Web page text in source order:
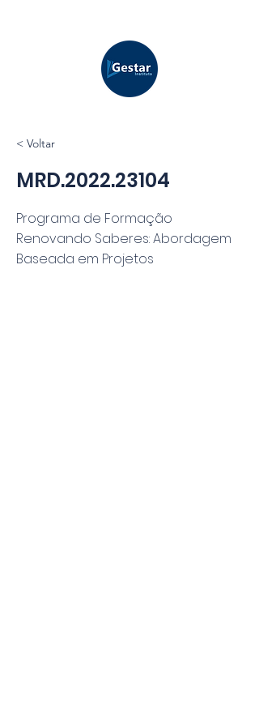
< Voltar
MRD.2022.23104
Programa de Formação
Renovando Saberes: Abordagem
Baseada em Projetos